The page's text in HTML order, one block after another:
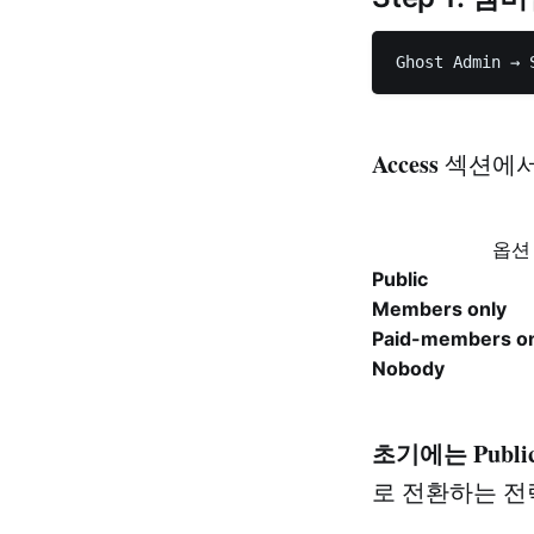
Access섹션에
옵션
Public
Members only
Paid-members
Nobody
초기에는
로 전환하는